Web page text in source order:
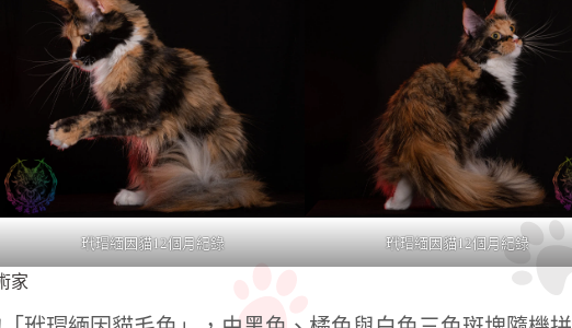
玳瑁緬因貓12個月紀錄 玳瑁緬因貓12個月紀錄
家